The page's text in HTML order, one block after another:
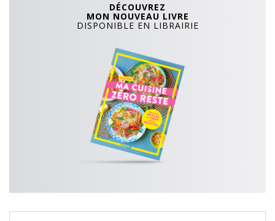
DÉCOUVREZ
MON NOUVEAU LIVRE
DISPONIBLE EN LIBRAIRIE